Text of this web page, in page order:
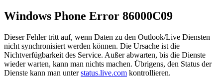
Windows Phone Error 86000C09
Dieser Fehler tritt auf, wenn Daten zu den Outlook/Live Diensten
nicht synchronisiert werden können. Die Ursache ist die
Nichtverfügbarkeit des Service. Außer abwarten, bis die Dienste
wieder warten, kann man nichts machen. Übrigens, den Status der
Dienste kann man unterstatus.live.com kontrollieren.